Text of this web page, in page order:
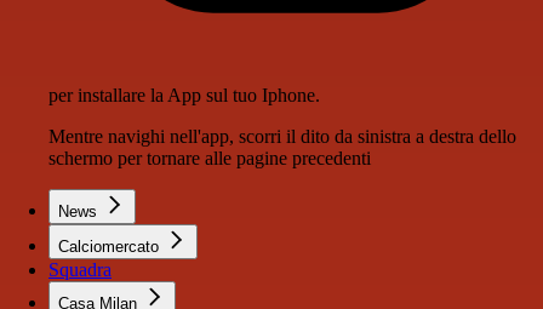
per installare la App sul tuo Iphone.
Mentre navighi nell'app, scorri il dito da sinistra a destra dello
schermo per tornare alle pagine precedenti
News
Calciomercato
Squadra
Casa Milan